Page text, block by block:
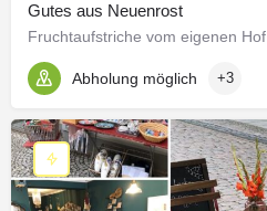
Gutes aus Neuenrost
Fruchtaufstriche vom eigenen Hof
Abholung möglich +3